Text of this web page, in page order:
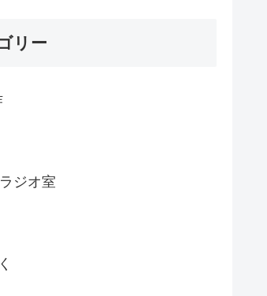
リー
ジオ室